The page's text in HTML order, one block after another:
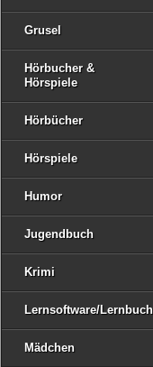
Grusel
Hörbucher &
Hörspiele
Hörbücher
Hörspiele
Humor
Jugendbuch
Krimi
Lernsoftware/Lernbuch
Mädchen